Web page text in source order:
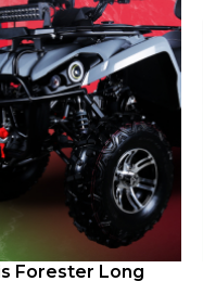
Forester Long